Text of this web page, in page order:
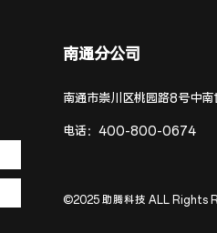
南通分公司
南通市崇川区桃园路8号中
电话：400-800-0674
©2025 助腾科技 ALL Rights